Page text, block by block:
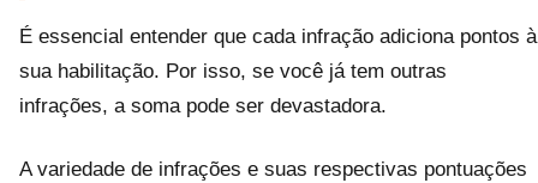
É essencial entender que cada infração adiciona pontos à
sua habilitação. Por isso, se você já tem outras
infrações, a soma pode ser devastadora.
A variedade de infrações e suas respectivas pontuações